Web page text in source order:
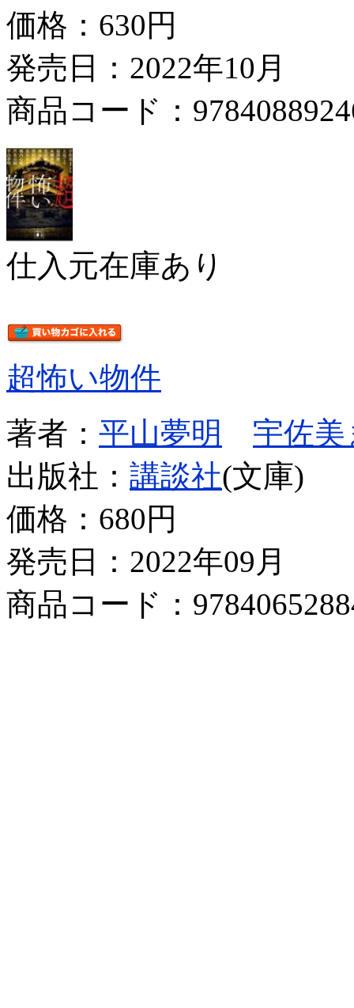
価格： 630円
発売日：2022年10月
商品コード：
仕入元在庫あり
超怖い物件
著者： 平山夢明
宇佐
出版社： 講談社(文庫)
価格： 680円
発売日：2022年09月
商品コード：